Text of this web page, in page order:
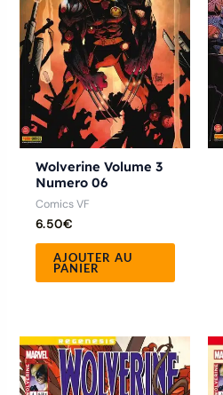
Wolverine Volume 3
Numero 06
Comics VF
6.50€
AJOUTER AU
PANIER